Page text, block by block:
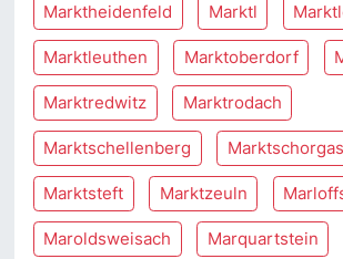
Marktheidenfeld Marktl
Marktleuthen Marktoberdorf
Marktredwitz Marktrodach
Marktschellenberg
Marktsteft Marktzeuln
Maroldsweisach Marquartstein